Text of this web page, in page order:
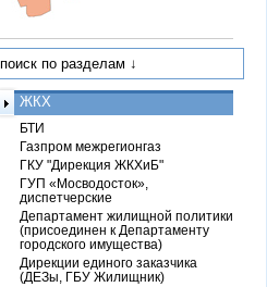
ЖКХ
БТИ
Газпром межрегионгаз
ГКУ "Дирекция ЖКХиБ"
ГУП «Мосводосток»,
диспетчерские
Департамент жилищной политики
(присоединен к Департаменту
городского имущества)
Дирекции единого заказчика
(ДЕЗы, ГБУ Жилищник)